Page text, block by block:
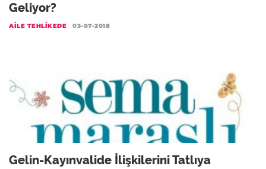
Geliyor?
AILE TEHLIKEDE 03-07-2018
Gelin-Kayınvalide İlişkilerini Tatlıya